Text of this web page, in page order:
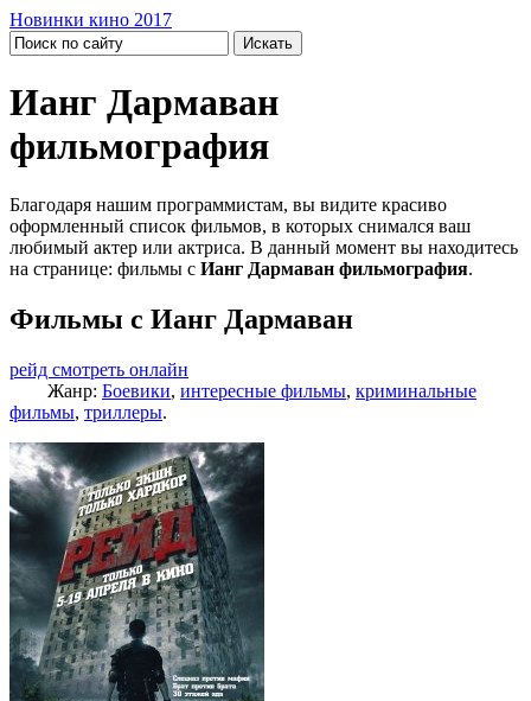
Новинки кино 2017
Ианг Дармаван
фильмография
Благодаря нашим программистам, вы видите красиво
оформленный список фильмов, в которых снимался ваш
любимый актер или актриса. В данный момент вы находитесь
на странице: фильмы с Ианг Дармаван фильмография.
Фильмы с Ианг Дармаван
рейд смотреть онлайн
Жанр: Боевики, интересные фильмы, криминальные
фильмы, триллеры.